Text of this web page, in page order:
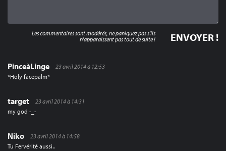
PinceàLinge
23 avril 2014 à 12:53
*Holy facepalm*
target
23 avril 2014 à 14:31
my god -_-
Niko
23 avril 2014 à 14:58
Tu Fervérité aussi..
Les commentaires sont modérés, ne paniquez pas s'ils
n'apparaissent pas tout de suite !